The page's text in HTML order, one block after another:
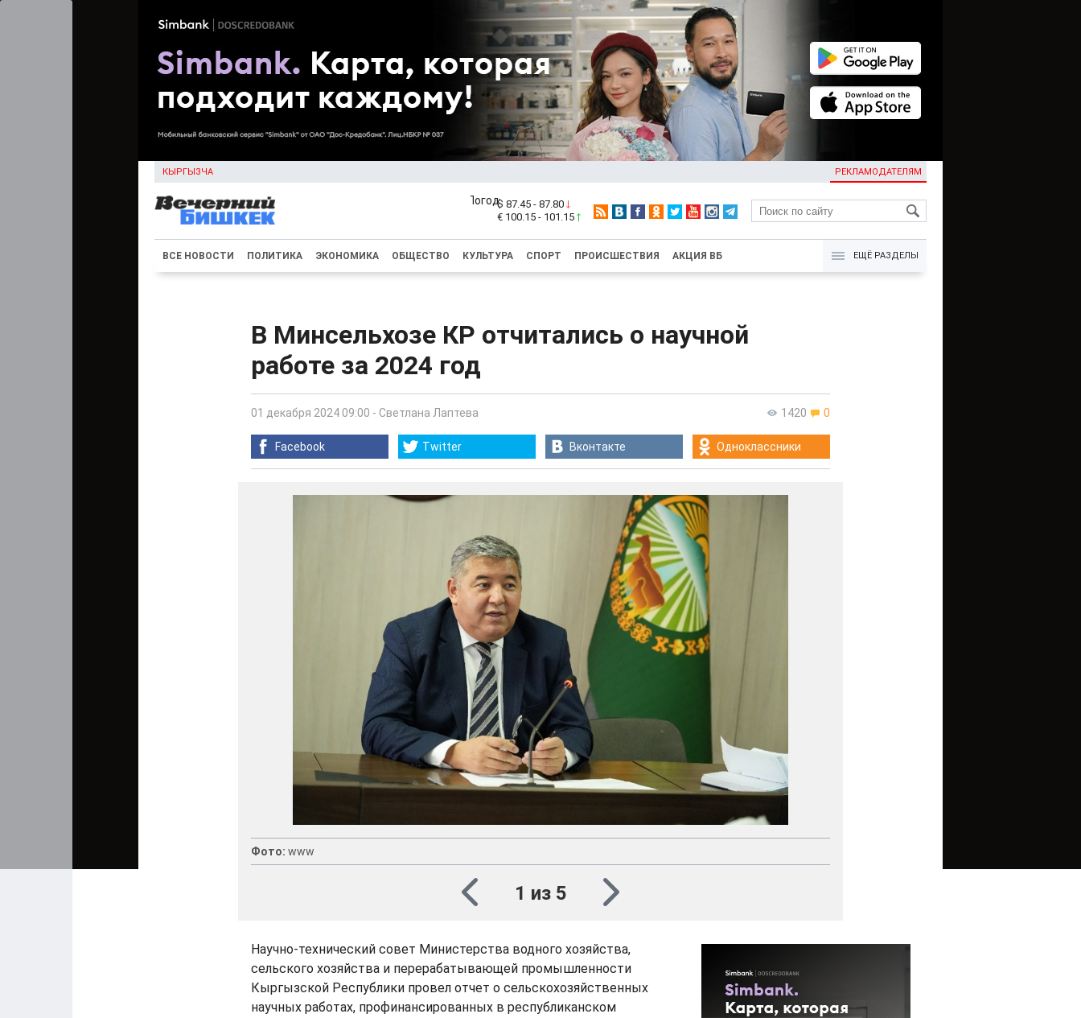
КЫРГЫЗЧА РЕКЛАМОДАТЕЛЯМ
KG
$ 87.45 - 87.80
€ 100.15 - 101.15
ВСЕ НОВОСТИ ПОЛИТИКА ЭКОНОМИКА ОБЩЕСТВО КУЛЬТУРА СПОРТ ПРОИСШЕСТВИЯ АКЦИЯ ВБ ЕЩЁ РАЗДЕЛЫ
В Минсельхозе КР отчитались о научной
работе за 2024 год
1420 0
01 декабря 2024 09:00 - Светлана Лаптева
Facebook Twitter Вконтакте Одноклассники
Фото: www
1 из 5
Научно-технический совет Министерства водного хозяйства,
сельского хозяйства и перерабатывающей промышленности
Кыргызской Республики провел отчет о сельскохозяйственных
научных работах, профинансированных в республиканском